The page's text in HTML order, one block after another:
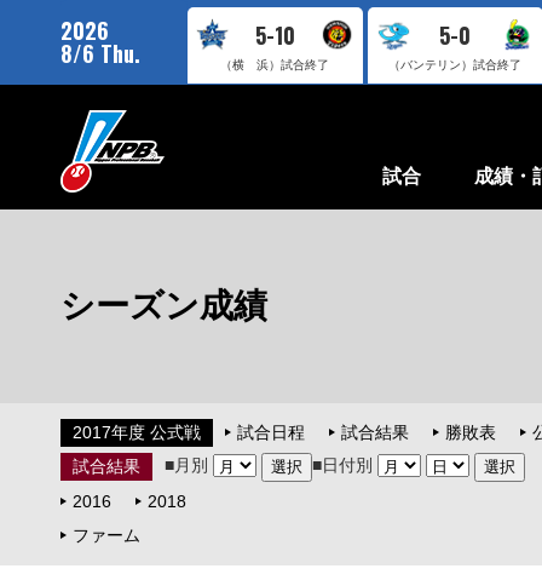
2026
8/6 Thu.
5-10
（横 浜）試合終了
5-0
（バンテリン）試合終了
試合 成績・
シーズン成績
2017年度 公式戦 試合日程 試合結果 勝敗表
試合結果
■月別
■日付別
2016
2018
ファーム